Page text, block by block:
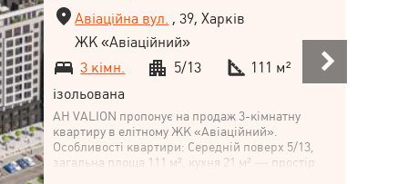
Авіаційна вул. , 39, Харків
ЖК «Авіаційний»
3 кімн.
5/13
111 м²
ізольована
АН VALION пропонує на продаж 3-кімнатну
квартиру в елітному ЖК «Авіаційний».
Особливості квартири: Середній поверх 5/13,
загальна площа 111 м², кухня 21 м² — простір